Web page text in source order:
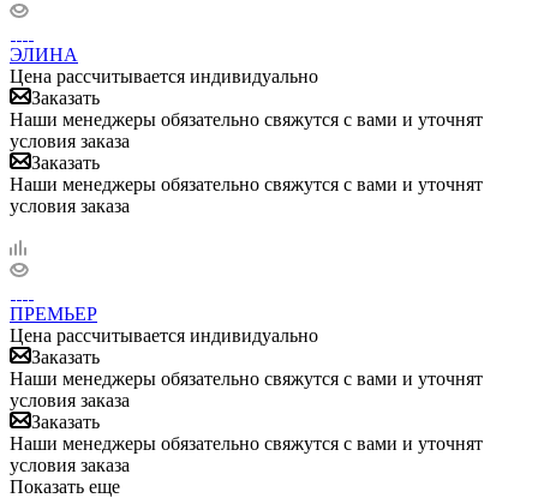
ЭЛИНА
Цена рассчитывается индивидуально
Заказать
Наши менеджеры обязательно свяжутся с вами и уточнят
условия заказа
Заказать
Наши менеджеры обязательно свяжутся с вами и уточнят
условия заказа
ПРЕМЬЕР
Цена рассчитывается индивидуально
Заказать
Наши менеджеры обязательно свяжутся с вами и уточнят
условия заказа
Заказать
Наши менеджеры обязательно свяжутся с вами и уточнят
условия заказа
Показать еще